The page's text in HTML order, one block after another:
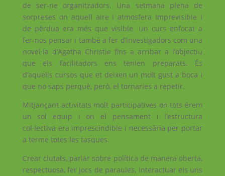
de ser-ne organitzadors. Una setmana plena de
sorpreses on aquell aire i atmosfera imprevisible i
de pèrdua era més que visible. Un curs enfocat a
fer-nos pensar i també a fer d’investigadors com una
novel·la d’Agatha Christie fins a arribar a l’objectiu
que els facilitadors ens tenien preparats. És
d’aquells cursos que et deixen un molt gust a boca i
que no saps perquè, però, el tornaries a repetir.
Mitjançant activitats molt participatives on tots érem
un sol equip i on el pensament i l’estructura
col·lectiva era imprescindible i necessària per portar
a terme totes les tasques.
Crear ciutats, parlar sobre política de manera oberta,
respectuosa, fer jocs de paraules, interactuar els uns